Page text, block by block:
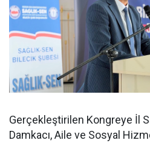
Gerçekleştirilen Kongreye İl
Damkacı, Aile ve Sosyal